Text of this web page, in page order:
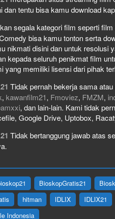
dan tentu bisa kamu download
segala kategori film seperti
bisa kamu tonton serta
nikmati disini dan untuk resolusi
kepada seluruh penikmat film
yang memiliki lisensi dari pihak
Tidak pernah bekerja sama
, kawanfilm21, Fmoviez, FMZM,
, dan lain-lain. Kami tidak
Google Drive, Uptobox,
Tidak bertanggung jawab atas
BioskopGratis21
hitman IDLIX IDLIX21
Indonesia